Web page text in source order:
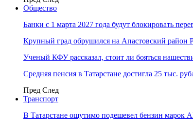
Общество
Банки с 1 марта 2027 года будут блокировать
Крупный град обрушился на Апастовский район
Ученый КФУ рассказал, стоит ли бояться
Средняя пенсия в Татарстане достигла 25 тыс.
Пред След
Транспорт
В Татарстане ощутимо подешевел бензин марок